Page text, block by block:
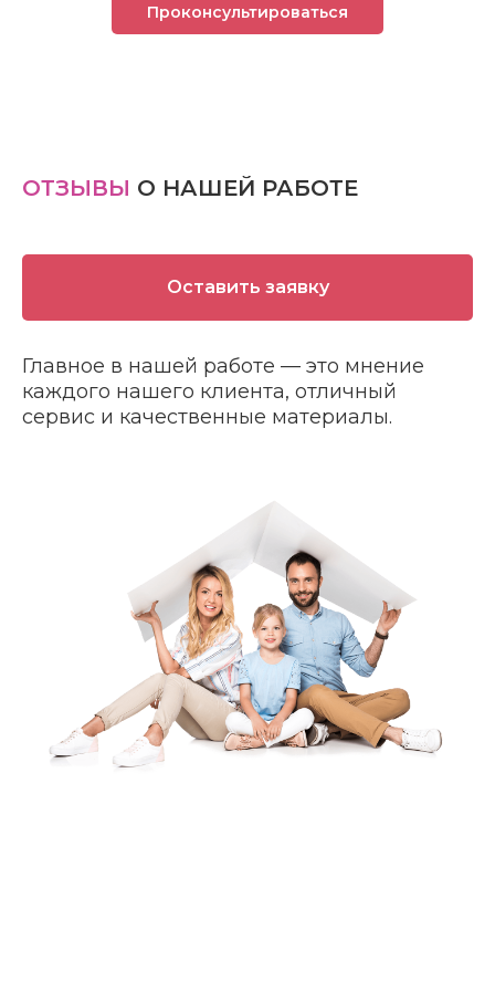
Проконсультироваться
ОТЗЫВЫ О НАШЕЙ РАБОТЕ
Оставить заявку
Главное в нашей работе — это мнение
каждого нашего клиента, отличный
сервис и качественные материалы.